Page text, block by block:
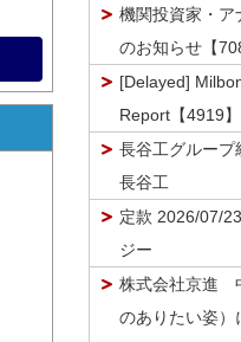
機関投資家・ア
のお知らせ【
[Delayed]
Report【4919
長谷工グループ
長谷工
定款 2026/07/
ジー
株式会社京進
のありたい姿）